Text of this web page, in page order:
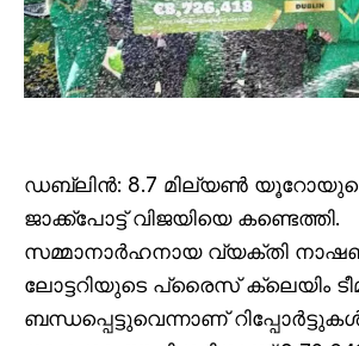
ഡബ്ലിൻ: 8.7 മില്യൺ
ജാക്ക്‌പോട്ട് വിജയിയെ കണ്ടെത്തി.
സമ്മാനാർഹനായ വ്യക്തി
ലോട്ടറിയുടെ പ്രൈസ് ക്ലെയിം
ബന്ധപ്പെട്ടുവെന്നാണ്